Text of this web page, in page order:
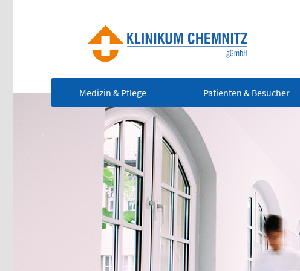
Notfall
Rettungsdienst
112
Giftnotruf
0361 730730
Ärztlicher Bereitschaftsdienst
(0 bis
Für alle
Notfälle
Medizin & Pflege Patienten & Besucher